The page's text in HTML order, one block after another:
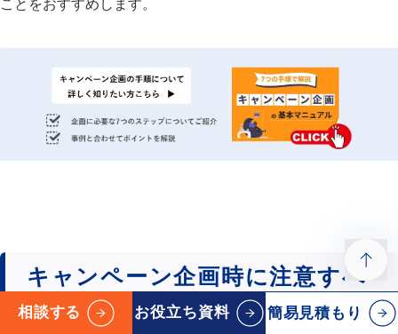
ことをおすすめします。
キャンペーン企画時に注意すべ
きポイント
相談する お役立ち資料 簡易見積もり